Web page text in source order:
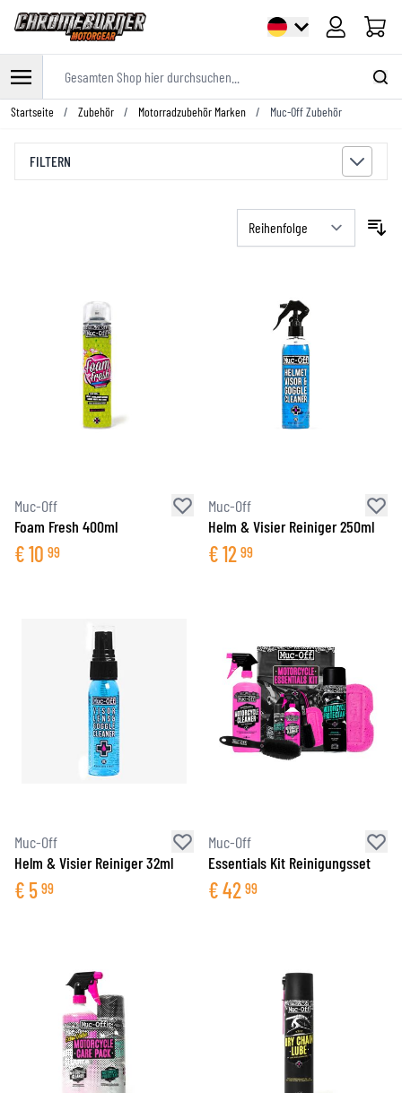
Zum Inhalt springen
Startseite / Zubehör / Motorradzubehör Marken / Muc-Off Zubehör
FILTERN
Muc-Off
Foam Fresh 400ml
€10 99
Muc-Off
Helm & Visier Reiniger 250ml
€12 99
Muc-Off
Helm & Visier Reiniger 32ml
€ 5 99
Muc-Off
Essentials Kit Reinigungsset
€42 99